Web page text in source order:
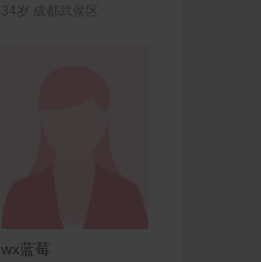
34岁 成都武侯区
wx蓝莓